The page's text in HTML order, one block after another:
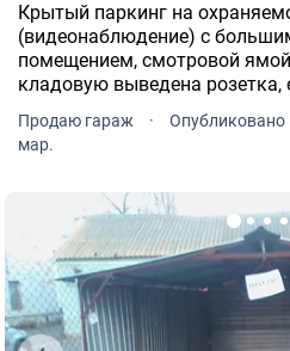
Крытый паркинг на
(видеонаблюдение) с
помещением, смотровой
кладовую выведена розетка,
помощью заряжать
портативную зарядную
практически гараж.. Киев, ул.
Продаю гараж · Опубликовано
мар.